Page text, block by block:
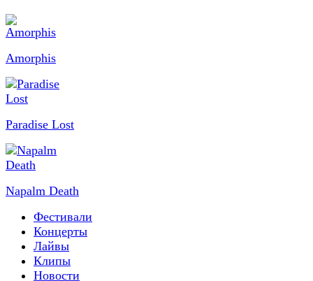
Amorphis
Paradise Lost
Napalm Death
Фестивали
Концерты
Лайвы
Клипы
Новости